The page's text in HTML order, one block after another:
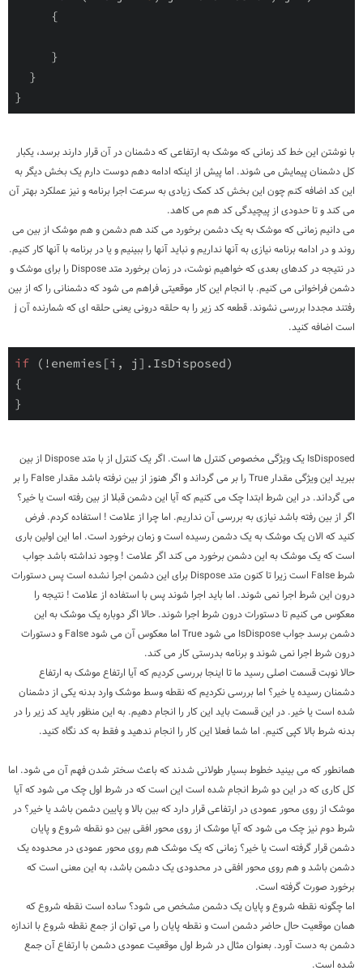
}
}
با نوشتن این خط کد زمانی که موشک به ارتفاعی که دشمنان در آن قرار دارند برسد، یکبار
کل دشمنان پیمایش می شوند. اما پیش از اینکه ادامه دهم دوست دارم یک بخش دیگر به
این کد اضافه کنم چون این بخش کد کمک زیادی به سرعت اجرا برنامه و نیز عملکرد بهتر آن
می کند و تا حدودی از پیچیدگی کد هم می کاهد.
می دانیم زمانی که موشک به یک دشمن برخورد می کند هم دشمن و هم موشک از بین می
روند و در ادامه برنامه نیازی به آنها نداریم و نباید آنها را ببینیم و یا در برنامه با آنها کار کنیم.
در نتیجه در کدهای بعدی که خواهیم نوشت، در زمان برخورد متد Dispose را برای موشک و
دشمن فراخوانی می کنیم. با انجام این کار موقعیتی فراهم می شود که دشمنانی را که از بین
رفتند مجددا بررسی نشوند. قطعه کد زیر را به حلقه درونی یعنی حلقه ای که شمارنده آن j
است اضافه کنید.
if (!enemies[i, j].IsDisposed)
{
}
IsDisposed یک ویژگی مخصوص کنترل ها است. اگر یک کنترل از با متد Dispose از بین
ببرید این ویژگی مقدار True را بر می گرداند و اگر هنوز از بین نرفته باشد مقدار False را بر
می گرداند. در این شرط ابتدا چک می کنیم که آیا این دشمن قبلا از بین رفته است یا خیر؟
اگر از بین رفته باشد نیازی به بررسی آن نداریم. اما چرا از علامت ! استفاده کردم. فرض
کنید که الان یک موشک به یک دشمن رسیده است و زمان برخورد است. اما این اولین باری
است که یک موشک به این دشمن برخورد می کند اگر علامت ! وجود نداشته باشد جواب
شرط False است زیرا تا کنون متد Dispose برای این دشمن اجرا نشده است پس دستورات
درون این شرط اجرا نمی شوند. اما باید اجرا شوند پس با استفاده از علامت ! نتیجه را
معکوس می کنیم تا دستورات درون شرط اجرا شوند. حالا اگر دوباره یک موشک به این
دشمن برسد جواب IsDispose می شود True اما معکوس آن می شود False و دستورات
درون شرط اجرا نمی شوند و برنامه بدرستی کار می کند.
حالا نوبت قسمت اصلی رسید ما تا اینجا بررسی کردیم که آیا ارتفاع موشک به ارتفاع
دشمنان رسیده یا خیر؟ اما بررسی نکردیم که نقطه وسط موشک وارد بدنه یکی از دشمنان
شده است یا خیر. در این قسمت باید این کار را انجام دهیم. به این منظور باید کد زیر را در
بدنه شرط بالا کپی کنیم. اما شما فعلا این کار را انجام ندهید و فقط به کد نگاه کنید.
همانطور که می بینید خطوط بسیار طولانی شدند که باعث سختر شدن فهم آن می شود. اما
کل کاری که در این دو شرط انجام شده است این است که در شرط اول چک می شود که آیا
موشک از روی محور عمودی در ارتفاعی قرار دارد که بین بالا و پایین دشمن باشد یا خیر؟ در
شرط دوم نیز چک می شود که آیا موشک از روی محور افقی بین دو نقطه شروع و پایان
دشمن قرار گرفته است یا خیر؟ زمانی که یک موشک هم روی محور عمودی در محدوده یک
دشمن باشد و هم روی محور افقی در محدودی یک دشمن باشد، به این معنی است که
برخورد صورت گرفته است.
اما چگونه نقطه شروع و پایان یک دشمن مشخص می شود؟ ساده است نقطه شروع که
همان موقعیت حال حاضر دشمن است و نقطه پایان را می توان از جمع نقطه شروع با اندازه
دشمن به دست آورد. بعنوان مثال در شرط اول موقعیت عمودی دشمن با ارتفاع آن جمع
شده است.